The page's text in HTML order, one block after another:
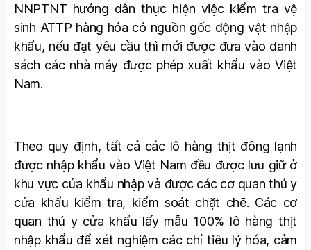
NNPTNT hướng dẫn thực hiện việc kiểm tra vệ
sinh ATTP hàng hóa có nguồn gốc động vật nhập
khẩu, nếu đạt yêu cầu thì mới được đưa vào danh
sách các nhà máy được phép xuất khẩu vào Việt
Nam.
Theo quy định, tất cả các lô hàng thịt đông lạnh
được nhập khẩu vào Việt Nam đều được lưu giữ ở
khu vực cửa khẩu nhập và được các cơ quan thú y
cửa khẩu kiểm tra, kiểm soát chặt chẽ. Các cơ
quan thú y cửa khẩu lấy mẫu 100% lô hàng thịt
nhập khẩu để xét nghiệm các chỉ tiêu lý hóa, cảm